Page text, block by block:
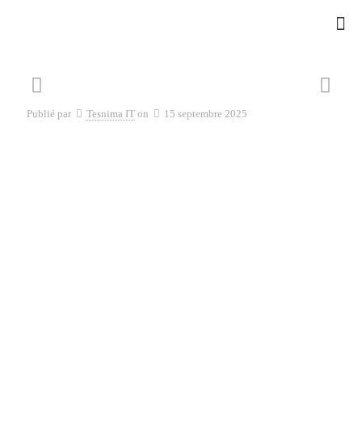
Publié par Tesnima IT on 15 septembre 2025